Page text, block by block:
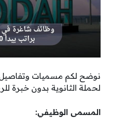
نوضح لكم مسميات
لحملة الثانوية بدون خبرة
المسمى الوظيفي: